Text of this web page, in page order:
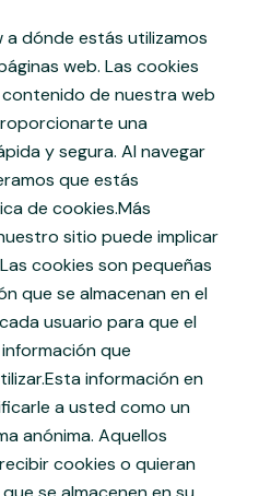
a dónde estás utilizamos
web. Las cookies
de nuestra web
una
y segura. Al navegar
que estás
de cookies.Más
sitio puede implicar
cookies son pequeñas
que se almacenan en el
usuario para que el
que
información en
a usted como un
anónima. Aquellos
cookies o quieran